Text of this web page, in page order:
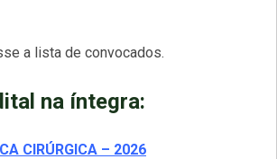
a lista de convocados.
na íntegra:
CIRÚRGICA – 2026